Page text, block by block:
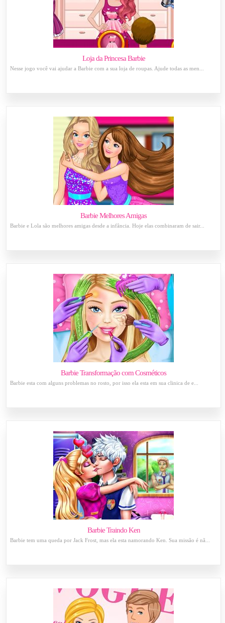
Loja da Princesa Barbie
Nesse jogo você vai ajudar a Barbie com a sua loja de roupas. Ajude todas as men...
Barbie Melhores Amigas
Barbie e Lola são melhores amigas desde a infância. Hoje elas combinaram de sair...
Barbie Transformação com Cosméticos
Barbie esta com alguns problemas no rosto, por isso ela esta em sua clinica de e...
Barbie Traindo Ken
Barbie tem uma queda por Jack Frost, mas ela esta namorando Ken. Sua missão é nã...